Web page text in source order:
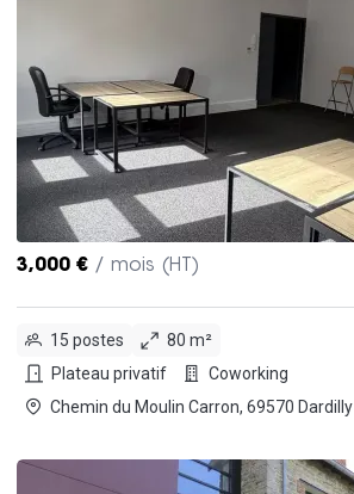
3,000 € / mois (HT)
15 postes
80 m²
Plateau privatif
Coworking
Chemin du Moulin Carron, 69570 Dardilly